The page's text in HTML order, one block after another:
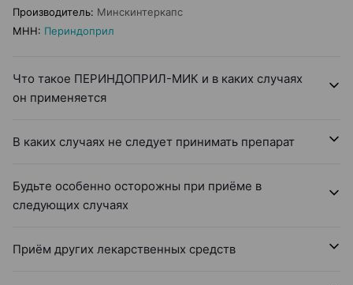
Производитель: Минскинтеркапс
МНН: Периндоприл
Что такое ПЕРИНДОПРИЛ-МИК и в каких случаях
он применяется
В каких случаях не следует принимать препарат
Будьте особенно осторожны при приёме в
следующих случаях
Приём других лекарственных средств